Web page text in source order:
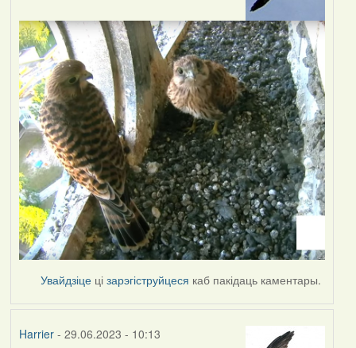
Увайдзіце цізарэгіструйцеся каб пакідаць каментары.
Harrier- 29.06.2023 - 10:13